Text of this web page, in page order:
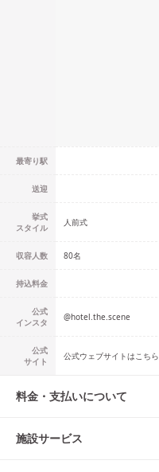
最寄り駅
送迎
挙式
スタイル
人前式
収容人数 80名
持込料金
公式
インスタ
@hotel.the.scene
公式
サイト
公式ウェブサイトはこちら
料金・支払いについて
施設サービス